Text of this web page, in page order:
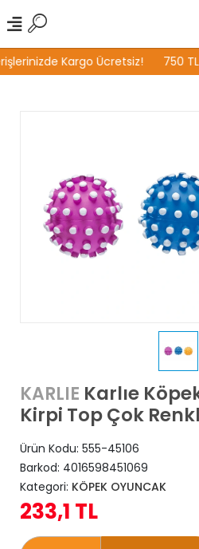
Kargo Ücretsiz! 750
KARLIE Karlıe
Kirpi Top Çok
Ürün Kodu: 555-45106
Barkod: 4016598451069
Kategori: KÖPEK OYUNCAK
233,1 TL